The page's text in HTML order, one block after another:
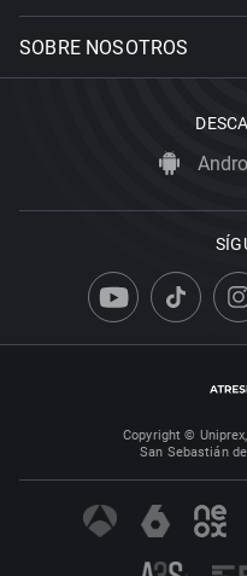
SOBRE NOSOTROS
Copyright ©
San Sebastián